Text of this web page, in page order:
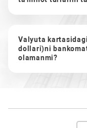
Valyuta
dollari)ni
olamanmi?